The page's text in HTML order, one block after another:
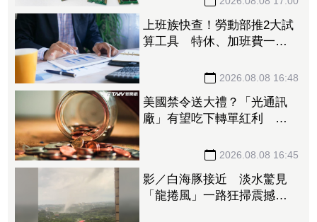
上班族快查！勞動部推2大試
算工具 特休、加班費一鍵
2026.08.08 16:48
美國禁令送大禮？「光通訊
廠」有望吃下轉單紅利 訂
2026.08.08 16:45
影／白海豚接近 淡水驚見
「龍捲風」一路狂掃震撼畫